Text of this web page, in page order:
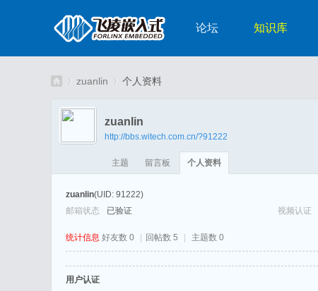
论坛 知识库
嵌›
zuanlin
›
个人资料
zuanlin
http://bbs.witech.com.cn/?91222
主题 留言板 个人资料
zuanlin(UID: 91222)
邮箱状态
已验证 视频认证
统计信息 好友数 0 回帖数 5 主题数 0
用户认证